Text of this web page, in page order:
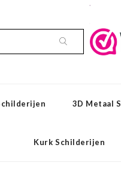
3D Metaal
Kurk Schilderijen